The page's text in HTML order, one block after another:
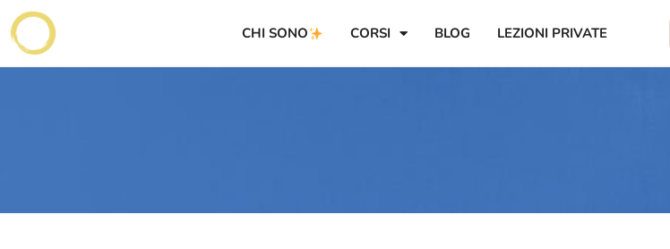
CHI SONO CORSI BLOG LEZIONI PRIVATE